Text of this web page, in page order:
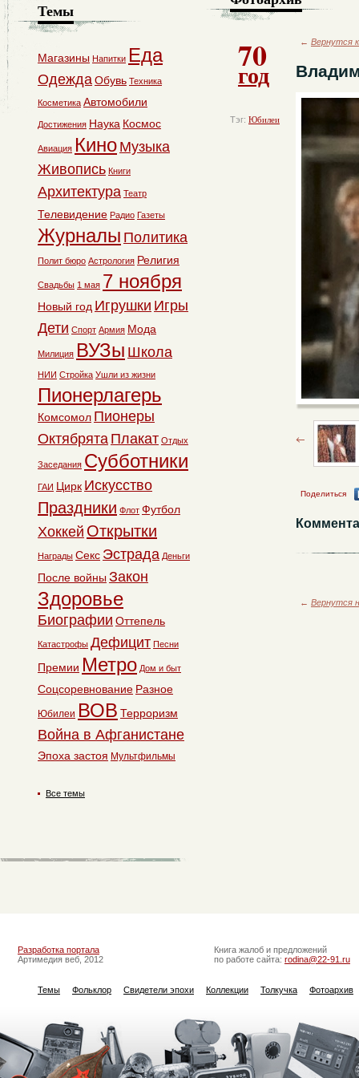
70
год
Тэг: Юбилеи
← Вернутся
Поделиться
← Вернутся
Темы
Магазины Напитки Еда
ОдеждаОбувь Техника
Косметика Автомобили
Достижения Наука Космос
Авиация Кино Музыка
Живопись Книги
Архитектура Театр
Телевидение Радио Газеты
Журналы Политика
Полит бюро Астрология Религия
Свадьбы 1 мая 7 ноября
Новый год Игрушки Игры
Дети Спорт Армия Мода
Милиция ВУЗы Школа
НИИ Стройка Ушли из жизни
Пионерлагерь
Комсомол Пионеры
Октябрята Плакат Отдых
Заседания Субботники
ГАИ Цирк Искусство
Праздники Флот Футбол
Хоккей Открытки
Награды Секс Эстрада Деньги
После войны Закон
Здоровье
Биографии Оттепель
Катастрофы Дефицит Песни
Премии Метро Дом и быт
Соцсоревнование Разное
Юбилеи ВОВ Терроризм
Война в Афганистане
Эпоха застоя Мультфильмы
Все темы
Разработка портала
Артимедия веб, 2012
Книга жалоб и предложений
по работе сайта: rodina@22-91.ru
Темы Фольклор Свидетели эпохи Коллекции Толкучка Фотоархив